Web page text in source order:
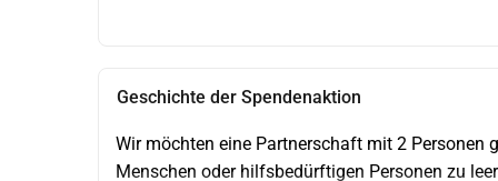
Geschichte der Spendenaktion
Wir möchten eine Partnerschaft mit 2 Personen
Menschen oder hilfsbedürftigen Personen zu